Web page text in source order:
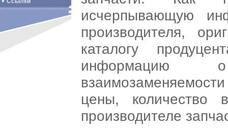
исчерпывающую
производителя,
каталогу
информацию
цены, количество
производителе